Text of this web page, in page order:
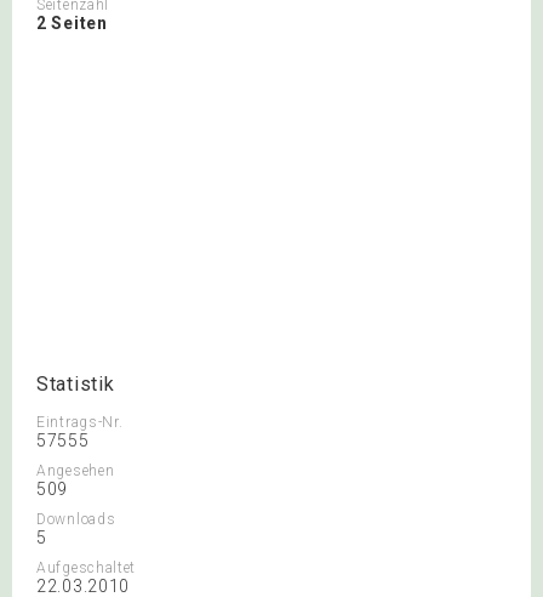
Seitenzahl
2 Seiten
Statistik
Eintrags-Nr.
57555
Angesehen
509
Downloads
5
Aufgeschaltet
22.03.2010